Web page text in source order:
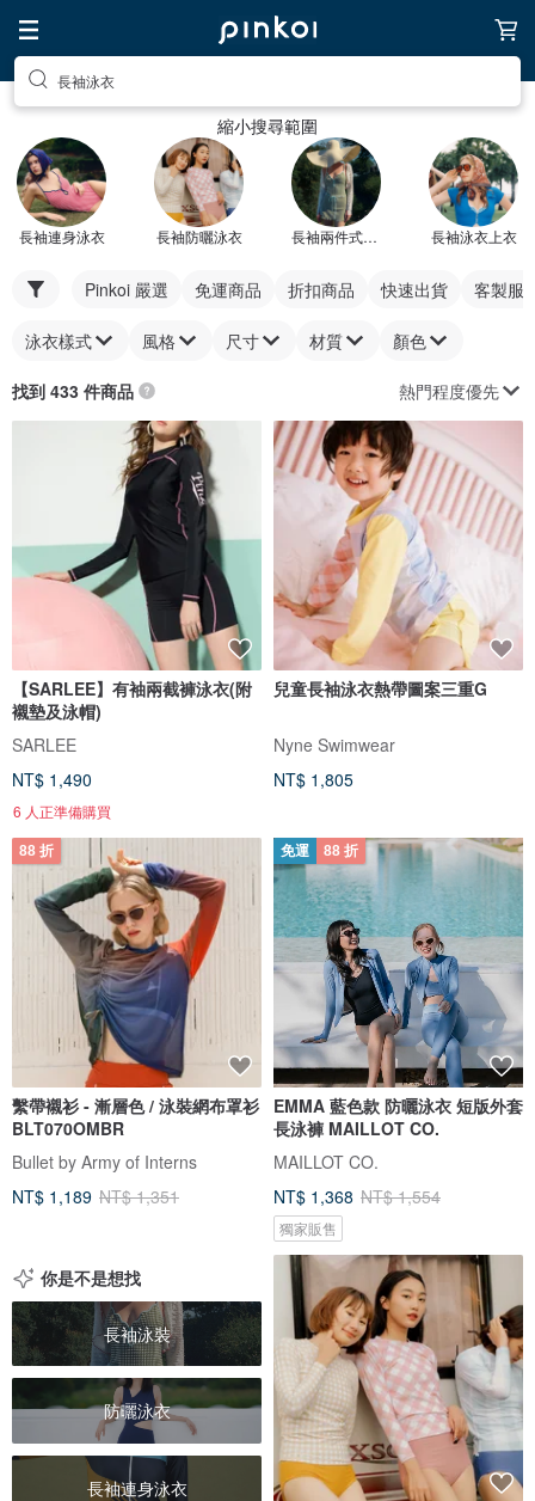
長袖泳衣
縮小搜尋範圍
長袖連身泳衣 長袖防曬泳衣 長袖兩件式泳衣 長袖泳衣上衣
Pinkoi 嚴選 免運商品 折扣商品 快速出貨 客製服
泳衣樣式 風格 尺寸 材質 顏色
找到 433 件商品 熱門程度優先
【SARLEE】有袖兩截褲泳衣(附
襯墊及泳帽)
SARLEE
NT$ 1,490
6 人正準備購買
兒童長袖泳衣熱帶圖案三重G
Nyne Swimwear
NT$ 1,805
88 折
繫帶襯衫 - 漸層色 / 泳裝網布罩衫
BLT070OMBR
Bullet by Army of Interns
NT$ 1,189 NT$ 1,351
免運 88 折
EMMA 藍色款 防曬泳衣 短版外套
長泳褲 MAILLOT CO.
MAILLOT CO.
NT$ 1,368 NT$ 1,554
獨家販售
你是不是想找
長袖泳裝
防曬泳衣
長袖連身泳衣